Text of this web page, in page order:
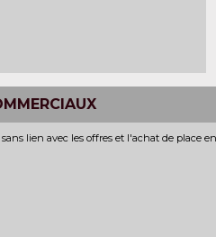
lien avec les offres et l'achat de place